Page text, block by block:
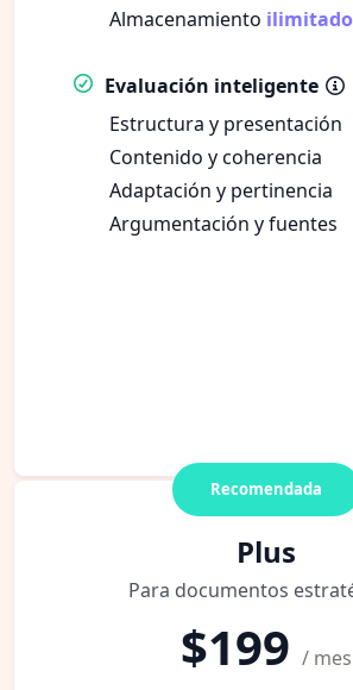
Almacenamiento ilimitado
Evaluación inteligente
Estructura y presentación
Contenido y coherencia
Adaptación y pertinencia
Argumentación y fuentes
Recomendada
Plus
Para documentos
$199 / mes